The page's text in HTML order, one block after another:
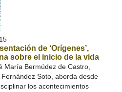
de ‘Orígenes’,
sobre el inicio de la vida
María Bermúdez de Castro,
Soto, aborda desde
los acontecimientos